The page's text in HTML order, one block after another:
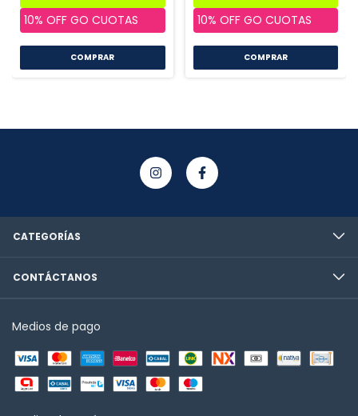
COMPRAR
CATEGORÍAS
CONTÁCTANOS
Medios de pago